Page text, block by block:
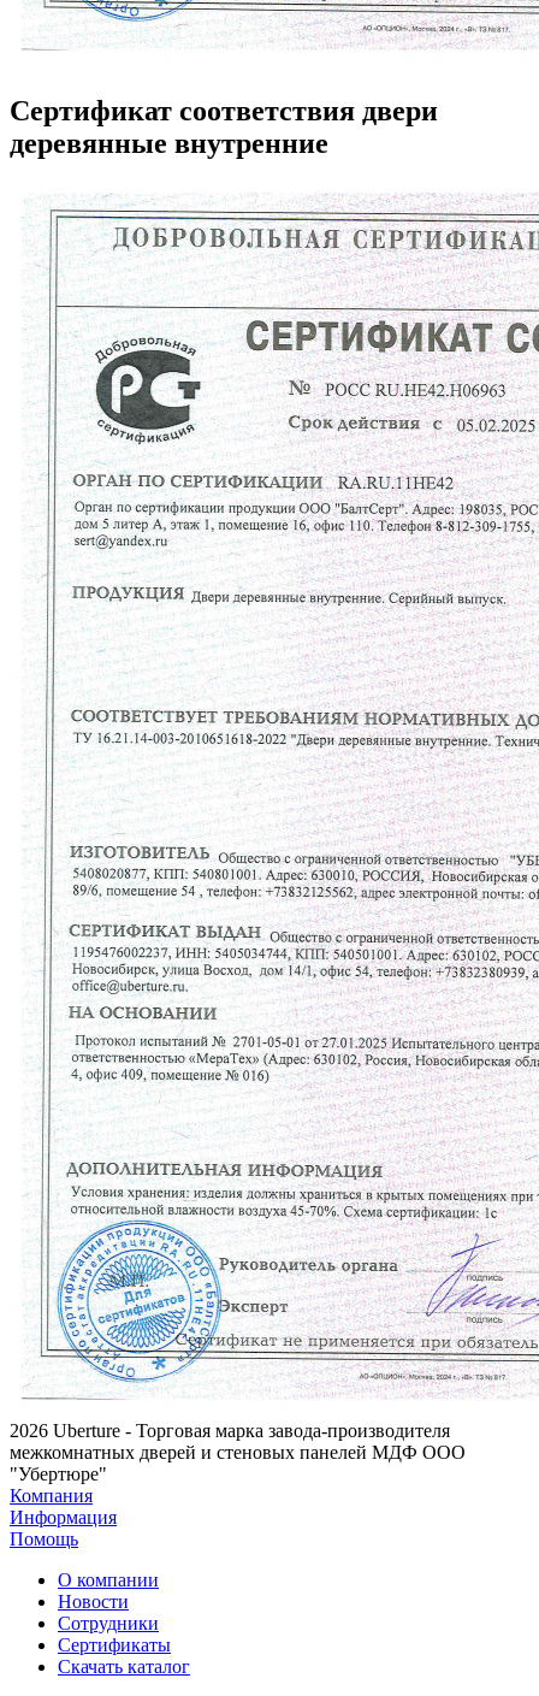
Сертификат соответствия двери
деревянные внутренние
2026 Uberture - Торговая марка завода-производителя
межкомнатных дверей и стеновых панелей МДФ ООО
"Убертюре"
Компания
Информация
Помощь
О компании
Новости
Сотрудники
Сертификаты
Скачать каталог